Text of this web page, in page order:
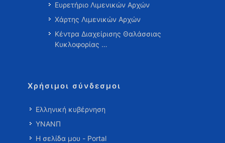
Ευρετήριο Λιμενικών Αρχών
Χάρτης Λιμενικών Αρχών
Κέντρα Διαχείρισης Θαλάσσιας
Κυκλοφορίας …
Χρήσιμοι σύνδεσμοι
Ελληνική κυβέρνηση
ΥΝΑΝΠ
Η σελίδα μου - Portal